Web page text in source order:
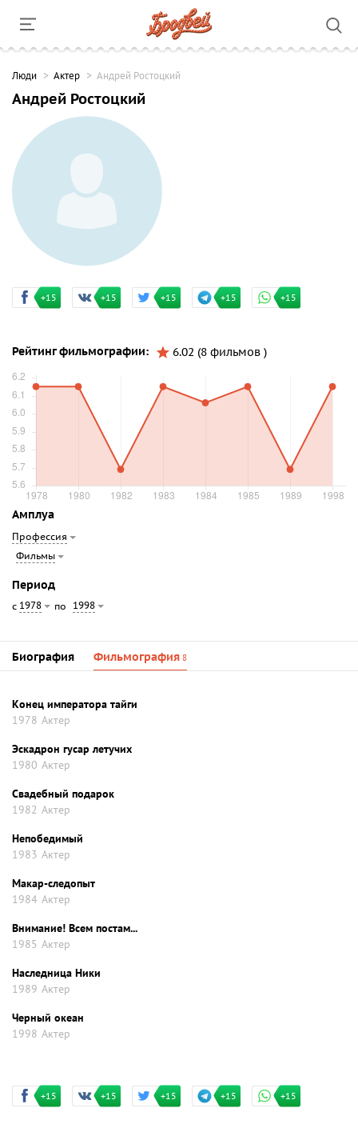
Люди Актер Андрей Ростоцкий
Андрей Ростоцкий
+15 +15 +15 +15 +15
Рейтинг фильмографии: 6.02 (8 фильмов )
Амплуа
Профессия
Фильмы
Период
с 1978 по 1998
Биография Фильмография 8
Конец императора тайги
1978 Актер
Эскадрон гусар летучих
1980 Актер
Свадебный подарок
1982 Актер
Непобедимый
1983 Актер
Макар-следопыт
1984 Актер
Внимание! Всем постам...
1985 Актер
Наследница Ники
1989 Актер
Черный океан
1998 Актер
+15 +15 +15 +15 +15